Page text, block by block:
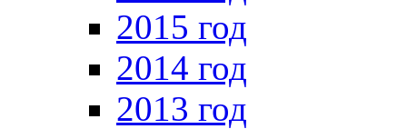
2015 год
2014 год
2013 год